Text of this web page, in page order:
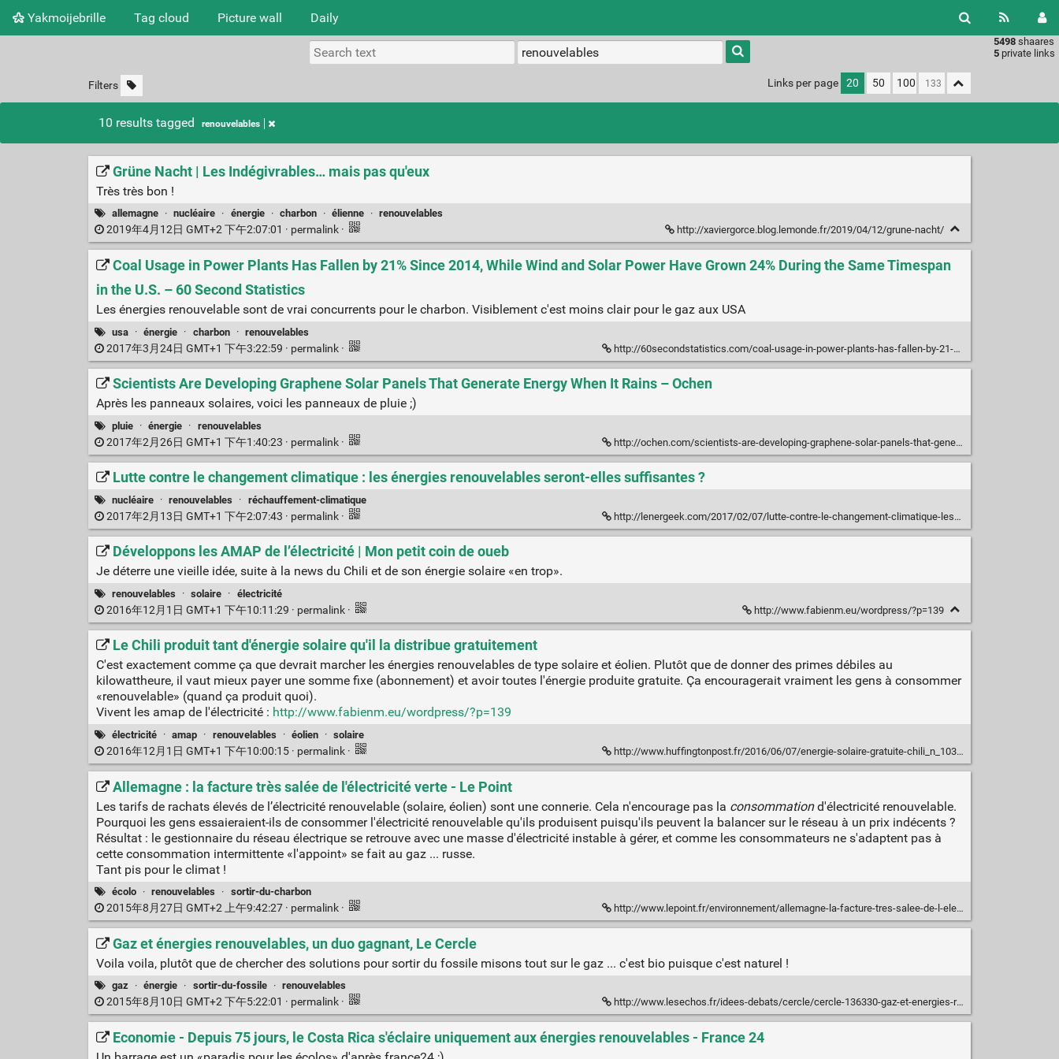
Yakmoijebrille Tag cloud Picture wall Daily
5498 shaares
5 private links
Type 1 or
more
characters
results.
Filters Links per page 20 50 100
10 results tagged renouvelables
Grüne Nacht | Les Indégivrables… mais pas qu'eux
Très très bon !
allemagne · nucléaire · énergie · charbon · élienne · renouvelables
2019年4月12日 GMT+2 下午2:07:01 · permalink · http://xaviergorce.blog.lemonde.fr/2019/04/12/grune-nacht/
Coal Usage in Power Plants Has Fallen by 21% Since 2014, While Wind and Solar Power Have Grown 24% During the Same Timespan
in the U.S. – 60 Second Statistics
Les énergies renouvelable sont de vrai concurrents pour le charbon. Visiblement c'est moins clair pour le gaz aux USA
usa · énergie · charbon · renouvelables
2017年3月24日 GMT+1 下午3:22:59 · permalink · http://60secondstatistics.com/coal-usage-in-power-plants-has-fallen-by-21-since-2014-while-wind-and-solar-power-have-grown-24-during-the-same-timespan-in-the-u-s/
Scientists Are Developing Graphene Solar Panels That Generate Energy When It Rains – Ochen
Après les panneaux solaires, voici les panneaux de pluie ;)
pluie · énergie · renouvelables
2017年2月26日 GMT+1 下午1:40:23 · permalink · http://ochen.com/scientists-are-developing-graphene-solar-panels-that-generate-energy-when-it-rains
Lutte contre le changement climatique : les énergies renouvelables seront-elles suffisantes ?
nucléaire · renouvelables · réchauffement-climatique
2017年2月13日 GMT+1 下午2:07:43 · permalink · http://lenergeek.com/2017/02/07/lutte-contre-le-changement-climatique-les-energies-renouvelables-seront-elles-suffisantes/
Développons les AMAP de l’électricité | Mon petit coin de oueb
Je déterre une vieille idée, suite à la news du Chili et de son énergie solaire «en trop».
renouvelables · solaire · électricité
2016年12月1日 GMT+1 下午10:11:29 · permalink · http://www.fabienm.eu/wordpress/?p=139
Le Chili produit tant d'énergie solaire qu'il la distribue gratuitement
C'est exactement comme ça que devrait marcher les énergies renouvelables de type solaire et éolien. Plutôt que de donner des primes débiles au
kilowattheure, il vaut mieux payer une somme fixe (abonnement) et avoir toutes l'énergie produite gratuite. Ça encouragerait vraiment les gens à consommer
«renouvelable» (quand ça produit quoi).
Vivent les amap de l'électricité : http://www.fabienm.eu/wordpress/?p=139
électricité · amap · renouvelables · éolien · solaire
2016年12月1日 GMT+1 下午10:00:15 · permalink · http://www.huffingtonpost.fr/2016/06/07/energie-solaire-gratuite-chili_n_10333264.html?ncid=fcbklnkfrhpmg00000001
Allemagne : la facture très salée de l'électricité verte - Le Point
Les tarifs de rachats élevés de l’électricité renouvelable (solaire, éolien) sont une connerie. Cela n'encourage pas la consommationd'électricité renouvelable.
Pourquoi les gens essaieraient-ils de consommer l'électricité renouvelable qu'ils produisent puisqu'ils peuvent la balancer sur le réseau à un prix indécents ?
Résultat : le gestionnaire du réseau électrique se retrouve avec une masse d'électricité instable à gérer, et comme les consommateurs ne s'adaptent pas à
cette consommation intermittente «l'appoint» se fait au gaz ... russe.
Tant pis pour le climat !
écolo · renouvelables · sortir-du-charbon
2015年8月27日 GMT+2 上午9:42:27 · permalink · http://www.lepoint.fr/environnement/allemagne-la-facture-tres-salee-de-l-electricite-verte-25-08-2015-1958952_1927.php
Gaz et énergies renouvelables, un duo gagnant, Le Cercle
Voila voila, plutôt que de chercher des solutions pour sortir du fossile misons tout sur le gaz ... c'est bio puisque c'est naturel !
gaz · énergie · sortir-du-fossile · renouvelables
2015年8月10日 GMT+2 下午5:22:01 · permalink · http://www.lesechos.fr/idees-debats/cercle/cercle-136330-gaz-et-energies-renouvelables-duo-gagnant-1140729.php
Economie - Depuis 75 jours, le Costa Rica s'éclaire uniquement aux énergies renouvelables - France 24